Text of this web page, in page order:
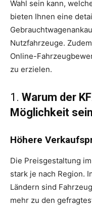
Wahl sein kann,
bieten Ihnen eine
Nutzfahrzeuge.
Online-
zu erzielen.
1. Warum der
Möglichkeit
Höhere
Die Preisgestaltung
stark je nach Region.
Ländern sind
mehr zu den